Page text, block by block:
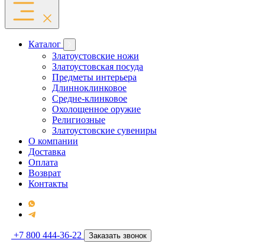
Каталог
Златоустовские ножи
Златоустовская посуда
Предметы интерьера
Длинноклинковое
Средне-клинковое
Охолощенное оружие
Религиозные
Златоустовские сувениры
О компании
Доставка
Оплата
Возврат
Контакты
+7 800 444-36-22 Заказать звонок